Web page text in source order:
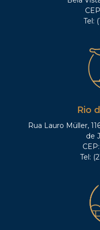
Tel:
Rio
Rua Lauro Müller,
de
Tel: